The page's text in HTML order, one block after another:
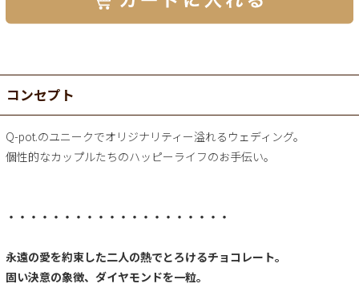
コンセプト
Q-pot.のユニークでオリジナリティー溢れるウェディング。
個性的なカップルたちのハッピーライフのお手伝い。
・・・・・・・・・・・・・・・・・・・・
永遠の愛を約束した二人の熱でとろけるチョコレート。
固い決意の象徴、ダイヤモンドを一粒。